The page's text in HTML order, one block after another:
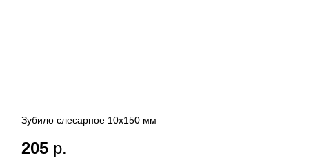
Зубило слесарное 10х150 мм
205 р.